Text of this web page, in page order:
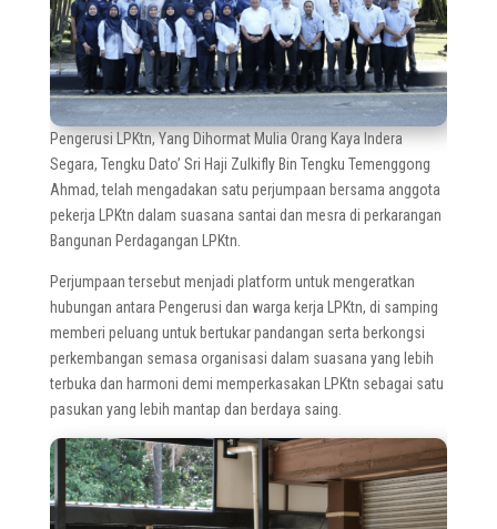
Pengerusi LPKtn, Yang Dihormat Mulia Orang Kaya Indera
Segara, Tengku Dato’ Sri Haji Zulkifly Bin Tengku Temenggong
Ahmad, telah mengadakan satu perjumpaan bersama anggota
pekerja LPKtn dalam suasana santai dan mesra di perkarangan
Bangunan Perdagangan LPKtn.
Perjumpaan tersebut menjadi platform untuk mengeratkan
hubungan antara Pengerusi dan warga kerja LPKtn, di samping
memberi peluang untuk bertukar pandangan serta berkongsi
perkembangan semasa organisasi dalam suasana yang lebih
terbuka dan harmoni demi memperkasakan LPKtn sebagai satu
pasukan yang lebih mantap dan berdaya saing.